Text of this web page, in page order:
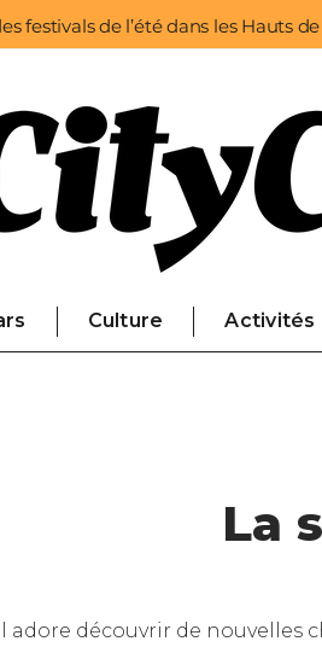
festivals de l’été dans les Hauts
Culture Activités
La
adore découvrir de